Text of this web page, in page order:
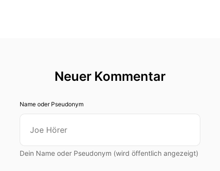
Neuer Kommentar
Name oder Pseudonym
Dein Name oder Pseudonym (wird öffentlich angezeigt)